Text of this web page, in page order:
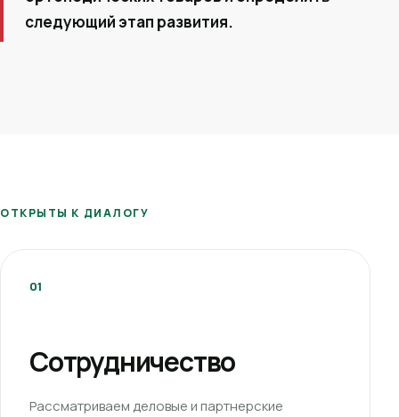
следующий этап развития.
ОТКРЫТЫ К ДИАЛОГУ
01
Сотрудничество
Рассматриваем деловые и партнерские